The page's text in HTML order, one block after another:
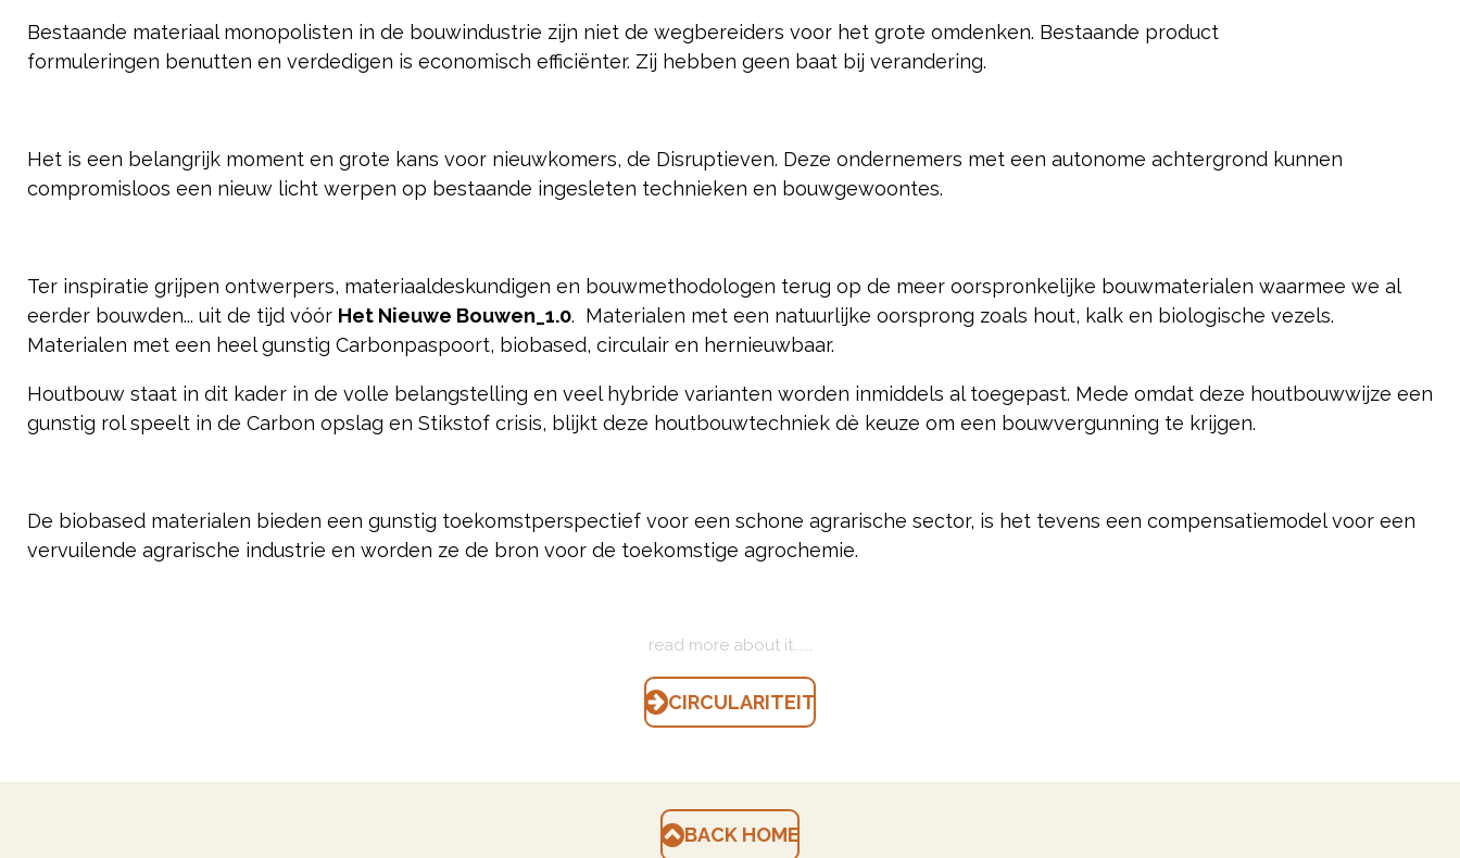
Bestaande materiaal monopolisten in de bouwindustrie zijn niet de wegbereiders voor het grote omdenken. Bestaande product
formuleringen benutten en verdedigen is economisch efficiënter. Zij hebben geen baat bij verandering.
Het is een belangrijk moment en grote kans voor nieuwkomers, de Disruptieven. Deze ondernemers met een autonome achtergrond kunnen
compromisloos een nieuw licht werpen op bestaande ingesleten technieken en bouwgewoontes.
Ter inspiratie grijpen ontwerpers, materiaaldeskundigen en bouwmethodologen terug op de meer oorspronkelijke bouwmaterialen waarmee we al
eerder bouwden... uit de tijd vóór Het Nieuwe Bouwen_1.0. Materialen met een natuurlijke oorsprong zoals hout, kalk en biologische vezels.
Materialen met een heel gunstig Carbonpaspoort, biobased, circulair en hernieuwbaar.
Houtbouw staat in dit kader in de volle belangstelling en veel hybride varianten worden inmiddels al toegepast. Mede omdat deze houtbouwwijze een
gunstig rol speelt in de Carbon opslag en Stikstof crisis, blijkt deze houtbouwtechniek dè keuze om een bouwvergunning te krijgen.
De biobased materialen bieden een gunstig toekomstperspectief voor een schone agrarische sector, is het tevens een compensatiemodel voor een
vervuilende agrarische industrie en worden ze de bron voor de toekomstige agrochemie.
read more about it......
CIRCULARITEIT
BACK HOME